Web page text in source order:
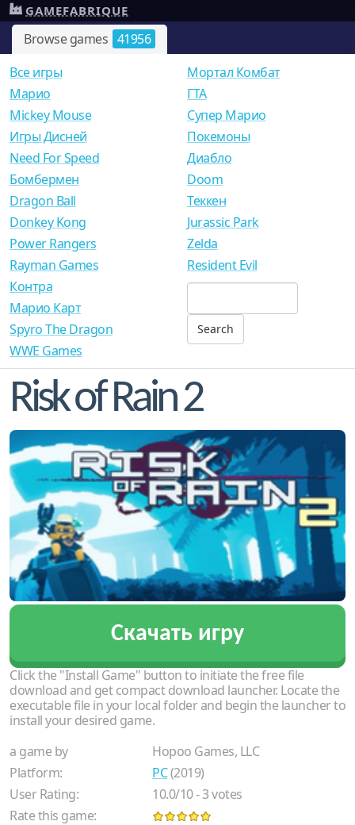
Browse games 41956
GAMEFABRIQUE
Все игры
Mарио
Mickey Mouse
Игры Дисней
Need For Speed
Мортал Комбат
ГТА
Супер Марио
Покемоны
Диабло
Бомбермен
Dragon Ball
Donkey Kong
Power Rangers
Rayman Games
Doom
Теккен
Jurassic Park
Zelda
Resident Evil
Контра
Марио Карт
Spyro The Dragon
WWE Games
Risk of Rain 2
Скачать игру
Click the "Install Game" button to initiate the free file
download and get compact download launcher. Locate the
executable file in your local folder and begin the launcher to
install your desired game.
a game by
Hopoo Games, LLC
Platform:
PC(2019)
User Rating:
10.0/10-3votes
Rate this game: